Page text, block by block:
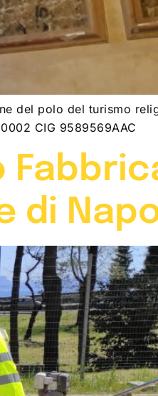
del polo del turismo
CIG 9589569AAC
di